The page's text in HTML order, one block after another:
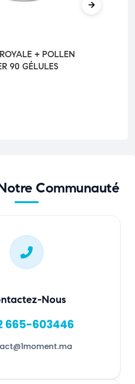
+ POLLEN
90 GÉLULES
Communauté
Nous
665-603446